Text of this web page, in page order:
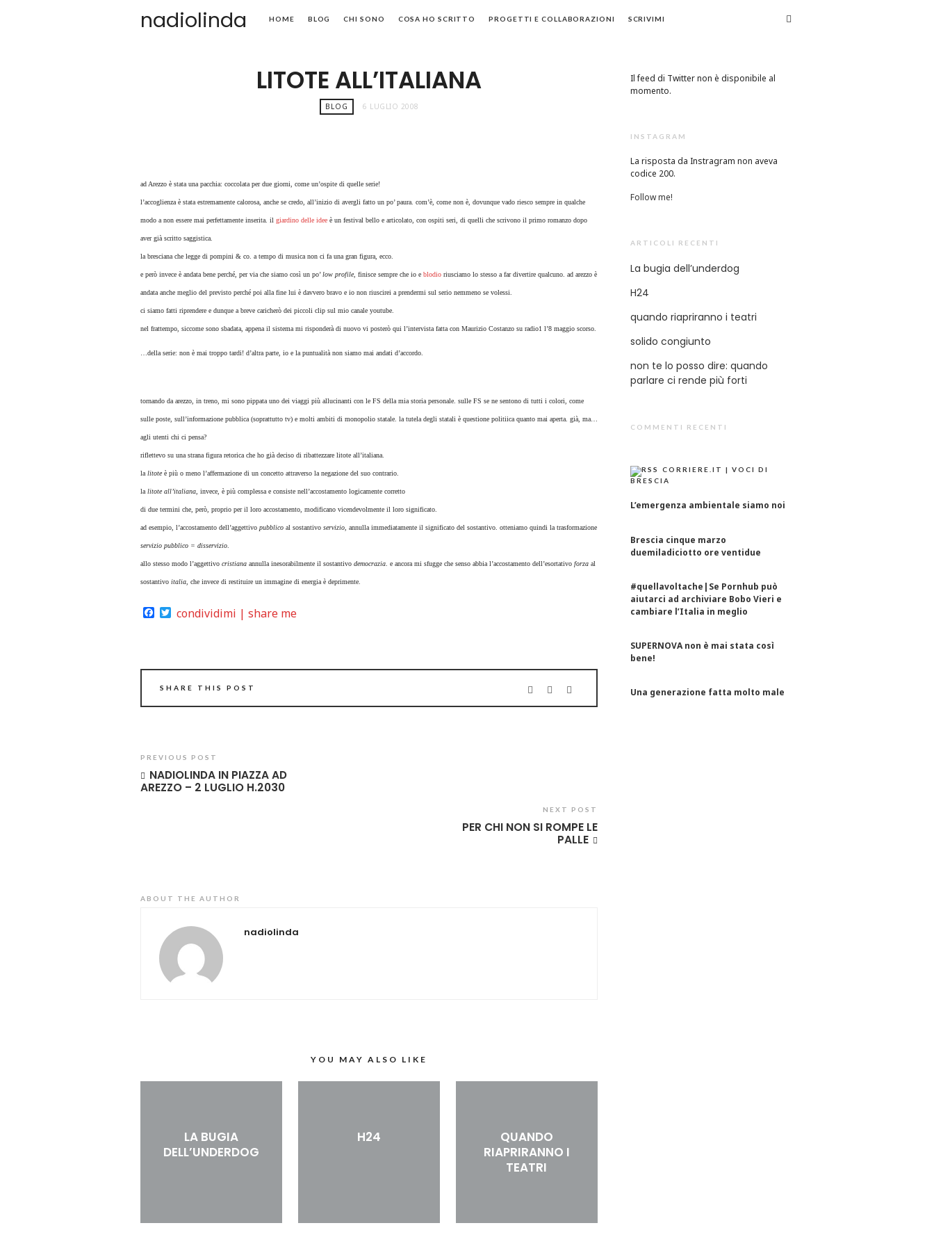
nadiolinda HOME BLOG CHI SONO COSA HO SCRITTO PROGETTI E COLLABORAZIONI SCRIVIMI
LITOTE ALL’ITALIANA
BLOG 6 LUGLIO 2008
ad Arezzo è stata una pacchia: coccolata per due giorni, come un’ospite di quelle serie!
l’accoglienza è stata estremamente calorosa, anche se credo, all’inizio di avergli fatto un po’ paura. com’è, come non è, dovunque vado riesco sempre in qualche
modo a non essere mai perfettamente inserita. il giardino delle idee è un festival bello e articolato, con ospiti seri, di quelli che scrivono il primo romanzo dopo
aver già scritto saggistica.
la bresciana che legge di pompini & co. a tempo di musica non ci fa una gran figura, ecco.
e però invece è andata bene perché, per via che siamo così un po’low profile , finisce sempre che io e blodio riusciamo lo stesso a far divertire qualcuno. ad arezzo è
andata anche meglio del previsto perché poi alla fine lui è davvero bravo e io non riuscirei a prendermi sul serio nemmeno se volessi.
ci siamo fatti riprendere e dunque a breve caricherò dei piccoli clip sul mio canale youtube.
nel frattempo, siccome sono sbadata, appena il sistema mi risponderà di nuovo vi posterò qui l’intervista fatta con Maurizio Costanzo su radio1 l’8 maggio scorso.
…della serie: non è mai troppo tardi! d’altra parte, io e la puntualità non siamo mai andati d’accordo.
tornando da arezzo, in treno, mi sono pippata uno dei viaggi più allucinanti con le FS della mia storia personale. sulle FS se ne sentono di tutti i colori, come
sulle poste, sull’informazione pubblica (soprattutto tv) e molti ambiti di monopolio statale. la tutela degli statali è questione politiica quanto mai aperta. già, ma…
agli utenti chi ci pensa?
riflettevo su una strana figura retorica che ho già deciso di ribattezzare litote all’italiana.
la litote è più o meno l’affermazione di un concetto attraverso la negazione del suo contrario.
la litote all’italiana , invece, è più complessa e consiste nell’accostamento logicamente corretto
di due termini che, però, proprio per il loro accostamento, modificano vicendevolmente il loro significato.
ad esempio, l’accostamento dell’aggettivo pubblico al sostantivo servizio , annulla immediatamente il significato del sostantivo. otteniamo quindi la trasformazione
servizio pubblico = disservizio
allo stesso modo l’aggettivo cristiana annulla inesorabilmente il sostantivo democrazia . e ancora mi sfugge che senso abbia l’accostamento dell’esortativo forza al
sostantivo italia , che invece di restituire un immagine di energia è deprimente.
Facebook
Twitter
condividimi | share me
SHARE THIS POST
PREVIOUS POST
NADIOLINDA IN PIAZZA AD
AREZZO – 2 LUGLIO H.2030
NEXT POST
PER CHI NON SI ROMPE LE
PALLE
ABOUT THE AUTHOR
nadiolinda
YOU MAY ALSO LIKE
LA BUGIA
DELL’UNDERDOG
H24
QUANDO
RIAPRIRANNO I
TEATRI
Il feed di Twitter non è disponibile al
momento.
INSTAGRAM
La risposta da Instragram non aveva
codice 200.
Follow me!
ARTICOLI RECENTI
La bugia dell’underdog
H24
quando riapriranno i teatri
solido congiunto
non te lo posso dire: quando
parlare ci rende più forti
COMMENTI RECENTI
CORRIERE.IT | VOCI DI
BRESCIA
L’emergenza ambientale siamo noi
Brescia cinque marzo
duemiladiciotto ore ventidue
#quellavoltache|Se Pornhub può
aiutarci ad archiviare Bobo Vieri e
cambiare l’Italia in meglio
SUPERNOVA non è mai stata così
bene!
Una generazione fatta molto male